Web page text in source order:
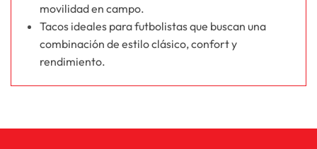
movilidad en campo.
Tacos ideales para futbolistas que buscan una
combinación de estilo clásico, confort y
rendimiento.